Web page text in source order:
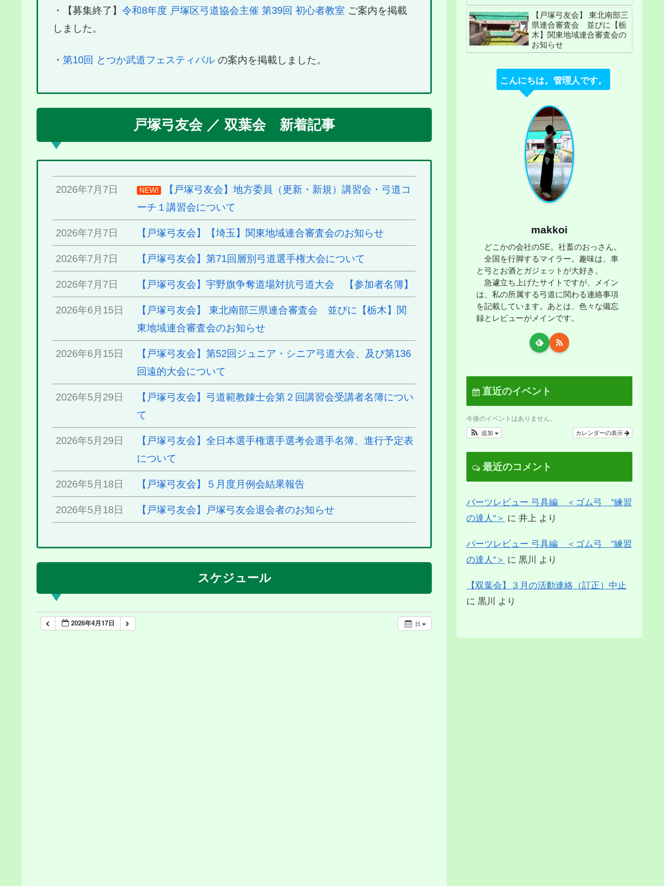
・【募集終了】 令和8年度 戸塚区弓道協会主催 第39回 初心者教室 ご案内を掲載
しました。
・ 第10回 とつか武道フェスティバル の案内を掲載しました。
戸塚弓友会 ／ 双葉会 新着記事
2026年7月7日 NEW!
【戸塚弓友会】地方委員（更新・新規）講習会・弓道コ
ーチ１講習会について
2026年7月7日 【戸塚弓友会】【埼玉】関東地域連合審査会のお知らせ
2026年7月7日 【戸塚弓友会】第71回層別弓道選手権大会について
2026年7月7日 【戸塚弓友会】宇野旗争奪道場対抗弓道大会 【参加者名簿】
2026年6月15日
【戸塚弓友会】 東北南部三県連合審査会 並びに【栃木】関
東地域連合審査会のお知らせ
2026年6月15日
【戸塚弓友会】第52回ジュニア・シニア弓道大会、及び第136
回遠的大会について
2026年5月29日
【戸塚弓友会】弓道範教錬士会第２回講習会受講者名簿につい
て
2026年5月29日
【戸塚弓友会】全日本選手権選手選考会選手名簿、進行予定表
について
2026年5月18日 【戸塚弓友会】５月度月例会結果報告
2026年5月18日 【戸塚弓友会】戸塚弓友会退会者のお知らせ
スケジュール
日
2026年4月17日
【戸塚弓友会】 東北南部三
県連合審査会 並びに【栃
木】関東地域連合審査会の
お知らせ
こんにちは。管理人です。
makkoi
どこかの会社のSE。社畜のおっさん。
全国を行脚するマイラー。趣味は、車
と弓とお酒とガジェットが大好き。
急遽立ち上げたサイトですが、メイン
は、私の所属する弓道に関わる連絡事項
を記載しています。あとは、色々な備忘
録とレビューがメインです。
直近のイベント
今後のイベントはありません。
カレンダーの表示
追加
最近のコメント
パーツレビュー 弓具編 ＜ゴム弓 ”練習
の達人”＞ に 井上 より
パーツレビュー 弓具編 ＜ゴム弓 ”練習
の達人”＞ に 黒川 より
【双葉会】３月の活動連絡（訂正）中止
に 黒川 より